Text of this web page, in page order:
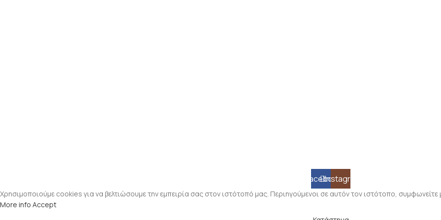
Facebook
Instagram
Χρησιμοποιούμε cookies για να βελτιώσουμε την εμπειρία σας στον ιστότοπό μας. Περιηγούμενοι σε αυτόν τον ιστότοπο,
More info Accept